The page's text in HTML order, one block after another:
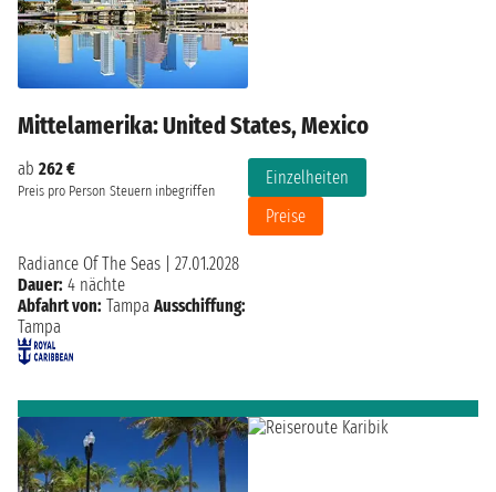
Mittelamerika: United States, Mexico
ab 262 €
Preis pro Person Steuern inbegriffen
Einzelheiten
Preise
Radiance Of The Seas
27.01.2028
Dauer: 4 nächte
Abfahrt von: Tampa Ausschiffung:
Tampa